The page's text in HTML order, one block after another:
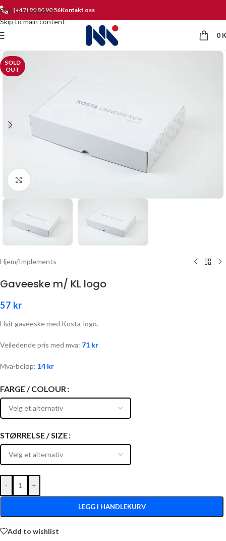
Skip to navigation
Skip to main content
(+47) 90 80 90 56Kontakt oss
0
SOLD
OUT
Click to enlarge
Hjem/Implements
Gaveeske m/ KL logo
57 kr
Hvit gaveeske med Kosta-logo.
Veiledende pris med mva: 71 kr
Mva-beløp: 14 kr
FARGE / COLOUR
STØRRELSE / SIZE
- +
LEGG I HANDLEKURV
Add to wishlist